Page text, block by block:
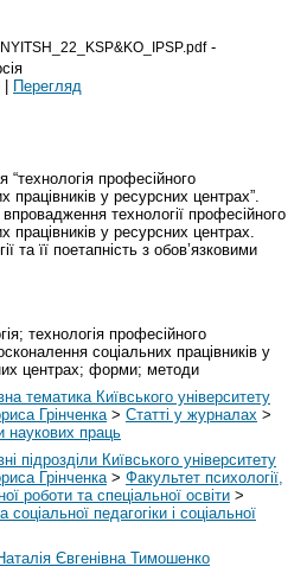
-
| Перегляд
“технологія професійного
працівників у ресурсних центрах”.
технології професійного
працівників у ресурсних центрах.
та її поетапність з обов’язковими
технологія професійного
соціальних працівників у
центрах; форми; методи
тематика Київського університету
Грінченка> Статті у журналах >
наукових праць
підрозділи Київського університету
Грінченка> Факультет психології,
роботи та спеціальної освіти >
педагогіки і соціальної
Євгенівна Тимошенко